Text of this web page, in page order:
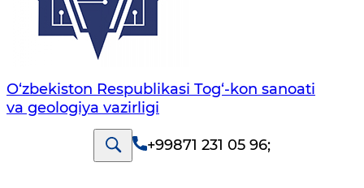
O‘zbekiston Respublikasi Tog‘-kon sanoati
va geologiya vazirligi
+99871 231 05 96;